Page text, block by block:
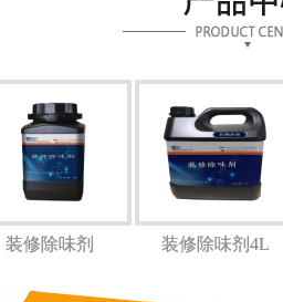
装修除味剂 装修除味剂4L